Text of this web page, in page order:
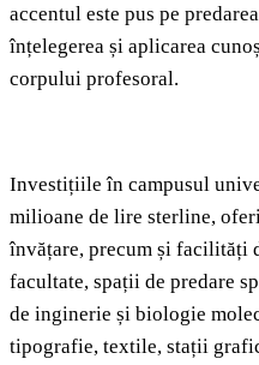
accentul este pus pe
înțelegerea și aplicarea
corpului profesoral.
Investițiile în campusul
milioane de lire sterline,
învățare, precum și facilități
facultate, spații de predare
de inginerie și biologie
tipografie, textile, stații